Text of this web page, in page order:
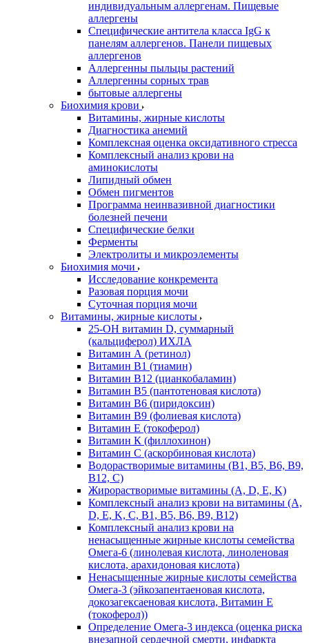
индивидуальным аллергенам. Пищевые
аллергены
Специфические антитела класса IgG к
панелям аллергенов. Панели пищевых
аллергенов
Аллергенны пыльцы растений
Аллергенны сорных трав
бытовые аллергены
Биохимия крови
Витамины, жирные кислоты
Диагностика анемий
Комплексная оценка оксидативного стресса
Комплексный анализ крови на
аминокислоты
Липидный обмен
Обмен пигментов
Программа неинвазивной диагностики
болезней печени
Специфические белки
Ферменты
Электролиты и микроэлементы
Биохимия мочи
Исследование конкремента
Разовая порция мочи
Суточная порция мочи
Витамины, жирные кислоты
25-OH витамин D, суммарный
(кальциферол) ИХЛА
Витамин А (ретинол)
Витамин В1 (тиамин)
Витамин В12 (цианкобаламин)
Витамин В5 (пантотеновая кислота)
Витамин В6 (пиридоксин)
Витамин В9 (фолиевая кислота)
Витамин Е (токоферол)
Витамин К (филлохинон)
Витамин С (аскорбиновая кислота)
Водорастворимые витамины (B1, B5, B6, В9,
В12, С)
Жирорастворимые витамины (A, D, E, K)
Комплексный анализ крови на витамины (A,
D, E, K, C, B1, B5, B6, В9, B12)
Комплексный анализ крови на
ненасыщенные жирные кислоты семейства
Омега-6 (линолевая кислота, линоленовая
кислота, арахидоновая кислота)
Ненасыщенные жирные кислоты семейства
Омега-3 (эйкозапентаеновая кислота,
докозагексаеновая кислота, Витамин E
(токоферол))
Определение Омега-3 индекса (оценка риска
внезапной сердечной смерти, инфаркта